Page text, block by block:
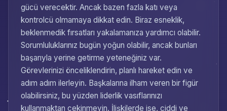
gücü verecektir. Ancak bazen fazla katı veya
kontrolcü olmamaya dikkat edin. Biraz esneklik,
beklenmedik fırsatları yakalamanıza yardımcı olabilir.
Sorumluluklarınız bugün yoğun olabilir, ancak bunları
başarıyla yerine getirme yeteneğiniz var.
Görevlerinizi önceliklendirin, planlı hareket edin ve
adım adım ilerleyin. Başkalarına ilham veren bir figür
olabilirsiniz, bu yüzden liderlik vasıflarınızı
kullanmaktan çekinmeyin. İlişkilerde ise, ciddi ve